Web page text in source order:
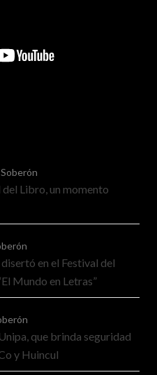
del Libro, un momento
en el Festival del
Mundo en Letras”
que brinda seguridad
y Huincul